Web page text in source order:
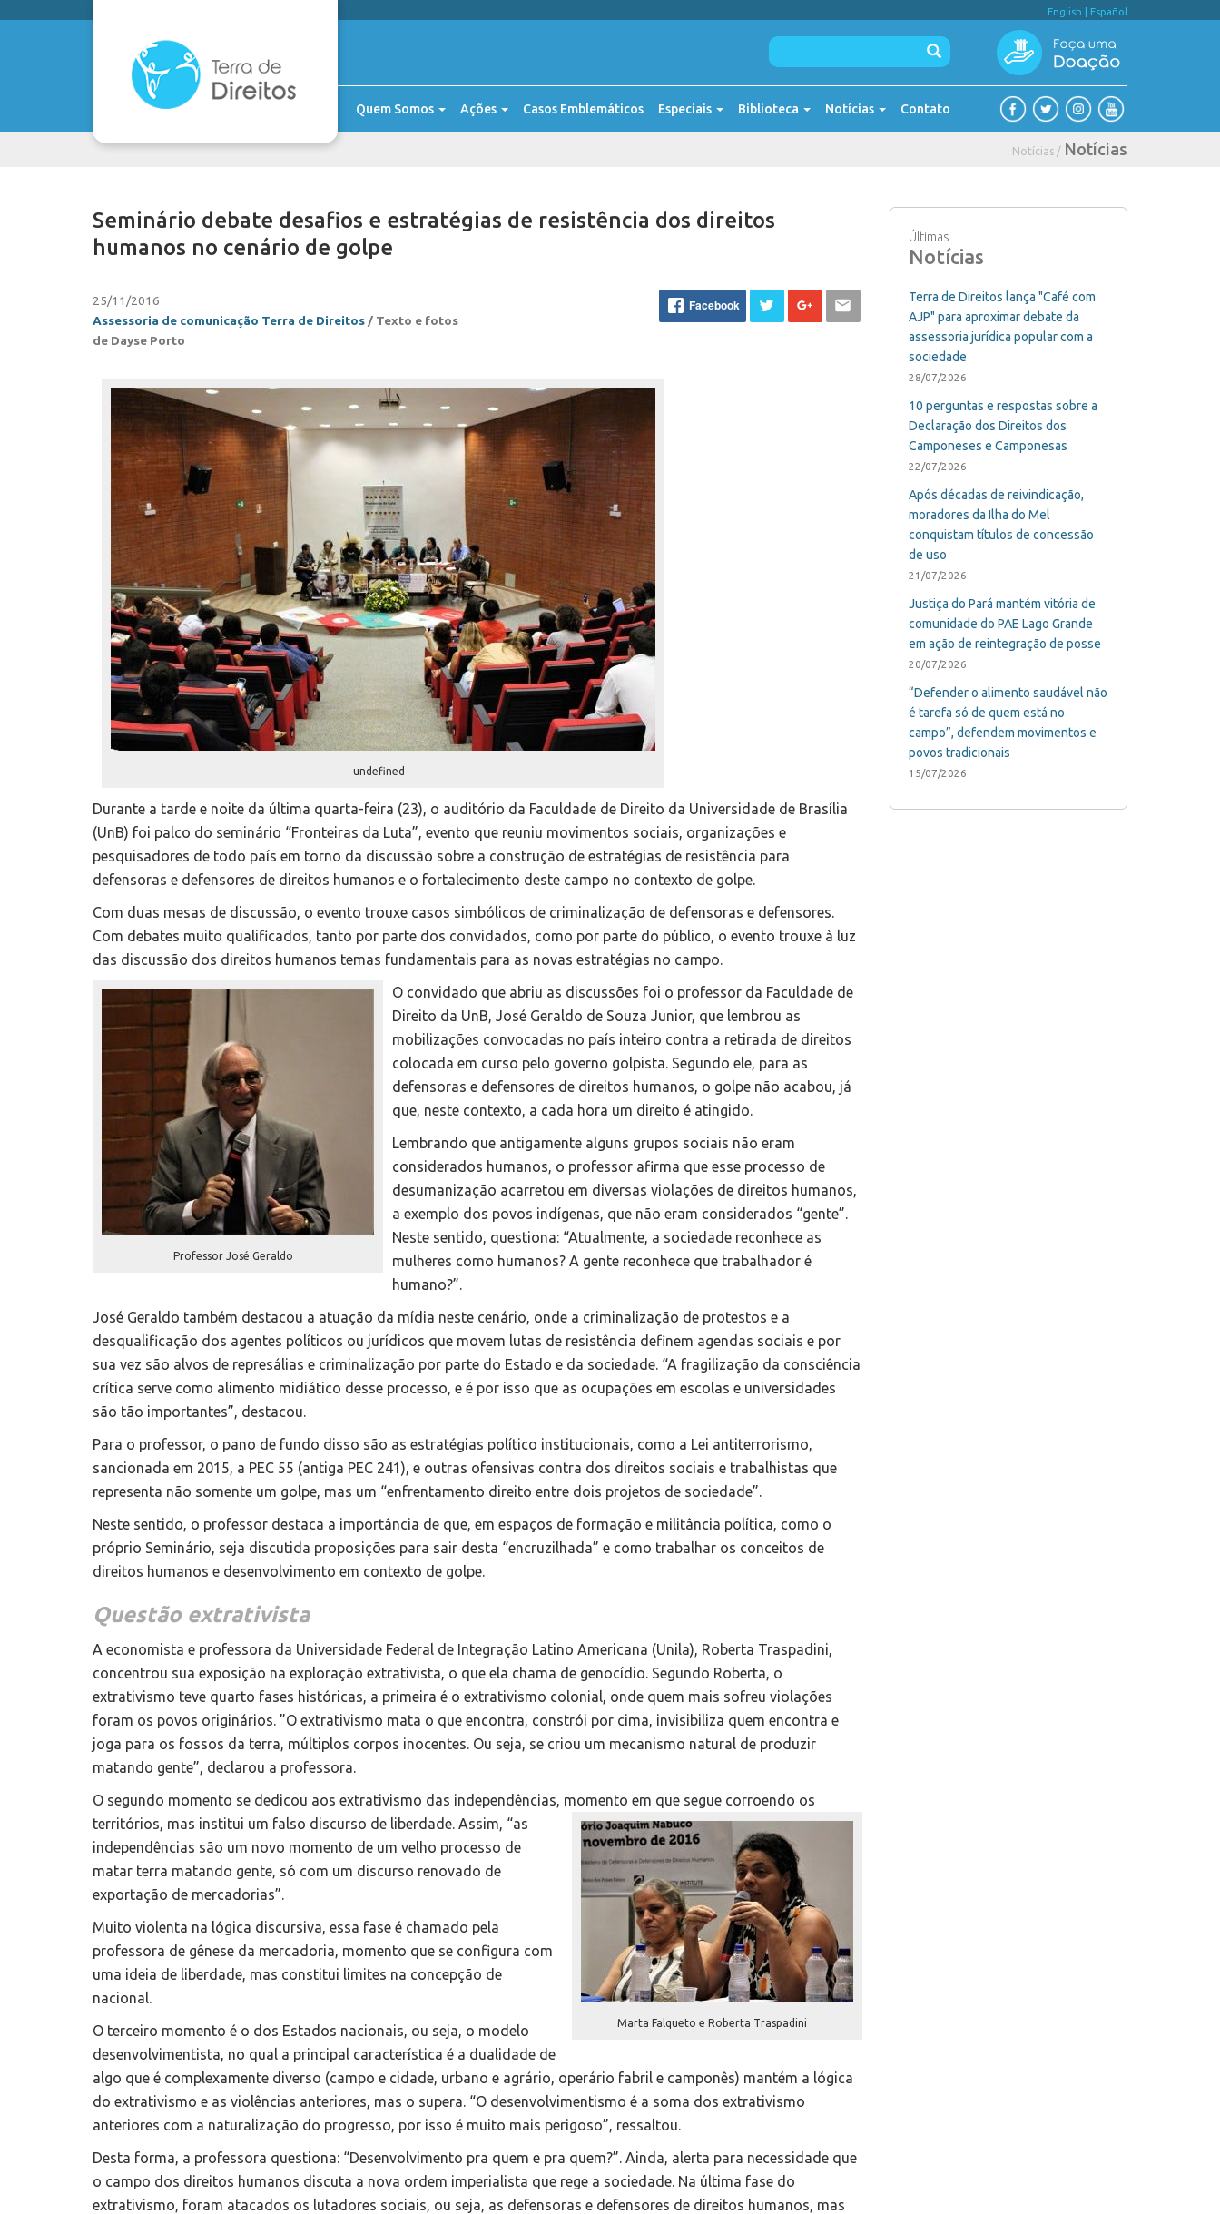
English Español
Quem Somos Ações Casos Emblemáticos Especiais Biblioteca Notícias Contato
Notícias / Notícias
Seminário debate desafios e estratégias de resistência dos direitos
humanos no cenário de golpe
25/11/2016
Assessoria de comunicação Terra de Direitos / Texto e fotos
de Dayse Porto
Facebook
undefined
Durante a tarde e noite da última quarta-feira (23), o auditório da Faculdade de Direito da Universidade de Brasília
(UnB) foi palco do seminário “Fronteiras da Luta”, evento que reuniu movimentos sociais, organizações e
pesquisadores de todo país em torno da discussão sobre a construção de estratégias de resistência para
defensoras e defensores de direitos humanos e o fortalecimento deste campo no contexto de golpe.
Com duas mesas de discussão, o evento trouxe casos simbólicos de criminalização de defensoras e defensores.
Com debates muito qualificados, tanto por parte dos convidados, como por parte do público, o evento trouxe à luz
das discussão dos direitos humanos temas fundamentais para as novas estratégias no campo.
Professor José Geraldo
O convidado que abriu as discussões foi o professor da Faculdade de
Direito da UnB, José Geraldo de Souza Junior, que lembrou as
mobilizações convocadas no país inteiro contra a retirada de direitos
colocada em curso pelo governo golpista. Segundo ele, para as
defensoras e defensores de direitos humanos, o golpe não acabou, já
que, neste contexto, a cada hora um direito é atingido.
Lembrando que antigamente alguns grupos sociais não eram
considerados humanos, o professor afirma que esse processo de
desumanização acarretou em diversas violações de direitos humanos,
a exemplo dos povos indígenas, que não eram considerados “gente”.
Neste sentido, questiona: “Atualmente, a sociedade reconhece as
mulheres como humanos? A gente reconhece que trabalhador é
humano?”.
José Geraldo também destacou a atuação da mídia neste cenário, onde a criminalização de protestos e a
desqualificação dos agentes políticos ou jurídicos que movem lutas de resistência definem agendas sociais e por
sua vez são alvos de represálias e criminalização por parte do Estado e da sociedade. “A fragilização da consciência
crítica serve como alimento midiático desse processo, e é por isso que as ocupações em escolas e universidades
são tão importantes”, destacou.
Para o professor, o pano de fundo disso são as estratégias político institucionais, como a Lei antiterrorismo,
sancionada em 2015, a PEC 55 (antiga PEC 241), e outras ofensivas contra dos direitos sociais e trabalhistas que
representa não somente um golpe, mas um “enfrentamento direito entre dois projetos de sociedade”.
Neste sentido, o professor destaca a importância de que, em espaços de formação e militância política, como o
próprio Seminário, seja discutida proposições para sair desta “encruzilhada” e como trabalhar os conceitos de
direitos humanos e desenvolvimento em contexto de golpe.
Questão extrativista
A economista e professora da Universidade Federal de Integração Latino Americana (Unila), Roberta Traspadini,
concentrou sua exposição na exploração extrativista, o que ela chama de genocídio. Segundo Roberta, o
extrativismo teve quarto fases históricas, a primeira é o extrativismo colonial, onde quem mais sofreu violações
foram os povos originários. ”O extrativismo mata o que encontra, constrói por cima, invisibiliza quem encontra e
joga para os fossos da terra, múltiplos corpos inocentes. Ou seja, se criou um mecanismo natural de produzir
matando gente”, declarou a professora.
O segundo momento se dedicou aos extrativismo das independências, momento em que segue corroendo os
territórios, mas institui um
Marta Falqueto e Roberta Traspadini
falso discurso de liberdade. Assim, “as
independências são um novo momento de um velho processo de
matar terra matando gente, só com um discurso renovado de
exportação de mercadorias”.
Muito violenta na lógica discursiva, essa fase é chamado pela
professora de gênese da mercadoria, momento que se configura com
uma ideia de liberdade, mas constitui limites na concepção de
nacional.
O terceiro momento é o dos Estados nacionais, ou seja, o modelo
desenvolvimentista, no qual a principal característica é a dualidade de
algo que é complexamente diverso (campo e cidade, urbano e agrário, operário fabril e camponês) mantém a lógica
do extrativismo e as violências anteriores, mas o supera. “O desenvolvimentismo é a soma dos extrativismo
anteriores com a naturalização do progresso, por isso é muito mais perigoso”, ressaltou.
Desta forma, a professora questiona: “Desenvolvimento pra quem e pra quem?”. Ainda, alerta para necessidade que
o campo dos direitos humanos discuta a nova ordem imperialista que rege a sociedade. Na última fase do
extrativismo, foram atacados os lutadores sociais, ou seja, as defensoras e defensores de direitos humanos, mas
Últimas
Notícias
Terra de Direitos lança "Café com
AJP" para aproximar debate da
assessoria jurídica popular com a
sociedade
28/07/2026
10 perguntas e respostas sobre a
Declaração dos Direitos dos
Camponeses e Camponesas
22/07/2026
Após décadas de reivindicação,
moradores da Ilha do Mel
conquistam títulos de concessão
de uso
21/07/2026
Justiça do Pará mantém vitória de
comunidade do PAE Lago Grande
em ação de reintegração de posse
20/07/2026
“Defender o alimento saudável não
é tarefa só de quem está no
campo”, defendem movimentos e
povos tradicionais
15/07/2026